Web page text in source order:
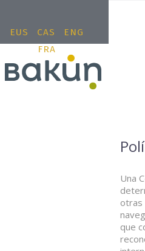
Una
otras
que
EUS CAS
ENG
FRA